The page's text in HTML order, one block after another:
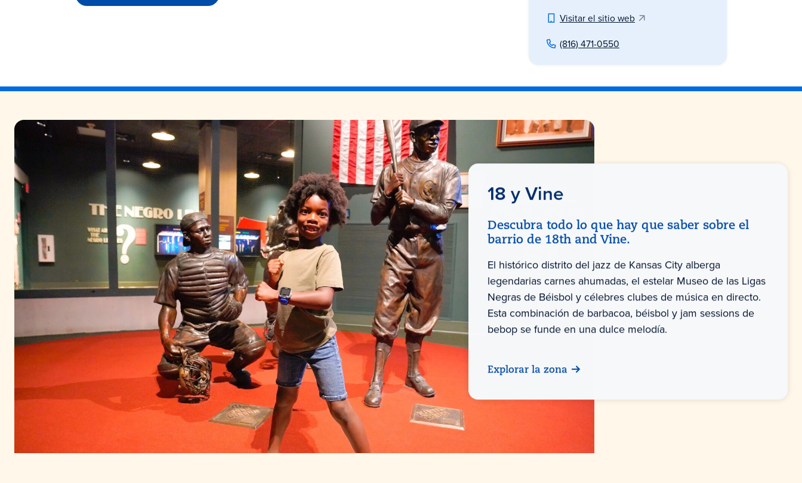
Visitar el sitio web
(816) 471-0550
18 y Vine
Descubra todo lo que hay que saber sobre el
barrio de 18th and Vine.
El histórico distrito del jazz de Kansas City alberga
legendarias carnes ahumadas, el estelar Museo de las Ligas
Negras de Béisbol y célebres clubes de música en directo.
Esta combinación de barbacoa, béisbol y jam sessions de
bebop se funde en una dulce melodía.
Explorar la zona